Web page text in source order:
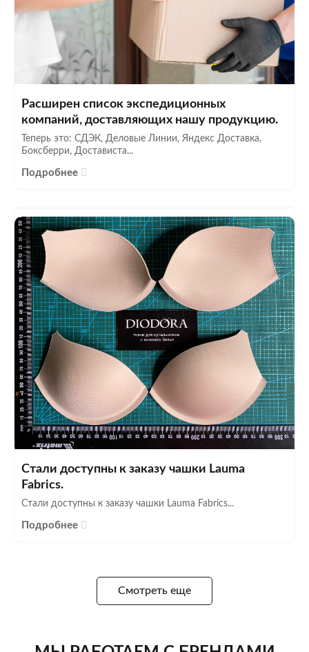
Расширен список экспедиционных
компаний, доставляющих нашу продукцию.
Теперь это: СДЭК, Деловые Линии, Яндекс Доставка,
Боксберри, Достависта...
Подробнее
Стали доступны к заказу чашки Lauma
Fabrics.
Стали доступны к заказу чашки Lauma Fabrics...
Подробнее
Смотреть еще